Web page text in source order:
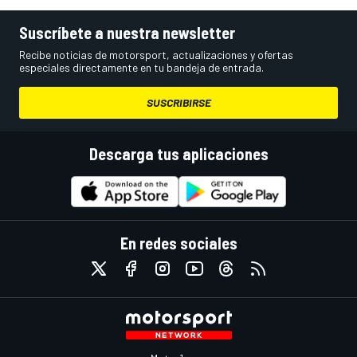
Suscríbete a nuestra newsletter
Recibe noticias de motorsport, actualizaciones y ofertas
especiales directamente en tu bandeja de entrada.
SUSCRIBIRSE
Descarga tus aplicaciones
En redes sociales